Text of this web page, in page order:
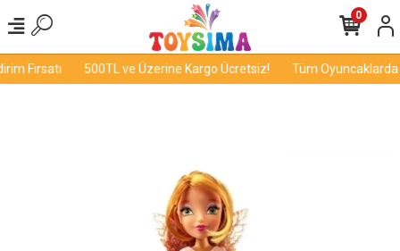
Fırsatı 500TL ve Üzerine Kargo Ücretsiz! Tüm Oyuncaklarda
0